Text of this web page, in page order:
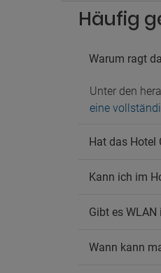
Häufig
Warum ragt
Unter den
eine
Hat das Hotel
Kann ich im
Gibt es
Wann kann